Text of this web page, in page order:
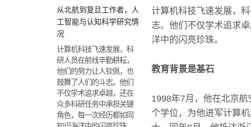
从北航到复旦工作者，人
工智能与认知科学研究情
况
计算机科技飞速发展，科
研人员在前线辛勤耕耘，
他们的努力让人钦佩，也
鼓舞了人们的斗志。他们
不仅学术追求卓越，还在
众多科研任务中承担关键
角色，每一次经历都如同
计算机科技飞速发展，
志。他们不仅学术追求
洋中的闪亮珍珠。
教育背景是基石
1998年7月，他在北京
个学位，为他进军计算